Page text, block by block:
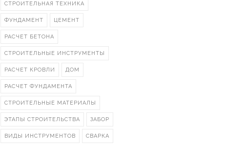
СТРОИТЕЛЬНАЯ ТЕХНИКА
ФУНДАМЕНТ ЦЕМЕНТ
РАСЧЕТ БЕТОНА
СТРОИТЕЛЬНЫЕ ИНСТРУМЕНТЫ
РАСЧЕТ КРОВЛИ ДОМ
РАСЧЕТ ФУНДАМЕНТА
СТРОИТЕЛЬНЫЕ МАТЕРИАЛЫ
ЭТАПЫ СТРОИТЕЛЬСТВА ЗАБОР
ВИДЫ ИНСТРУМЕНТОВ СВАРКА